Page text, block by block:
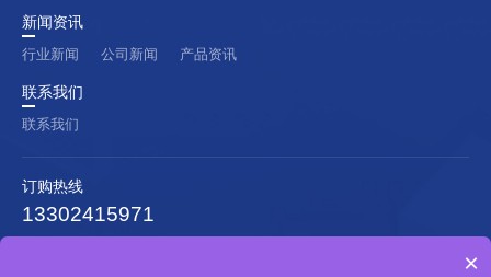
新闻资讯
行业新闻
公司新闻 产品资讯
联系我们
联系我们
订购热线
13302415971
×